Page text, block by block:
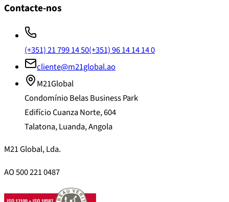
Contacte-nos
(+351) 21 799 14 50(+351) 96 14 14 14 0
cliente@m21global.ao
M21Global
Condomínio Belas Business Park
Edifício Cuanza Norte, 604
Talatona, Luanda, Angola
M21 Global, Lda.
AO 500 221 0487